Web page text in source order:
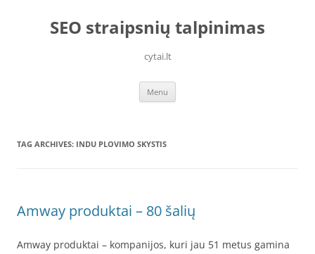
contentSEO straipsnių talpinimas
cytai.lt
Menu
TAG ARCHIVES: INDU PLOVIMO SKYSTIS
Amway produktai – 80 šalių
Amway produktai – kompanijos, kuri jau 51 metus gamina